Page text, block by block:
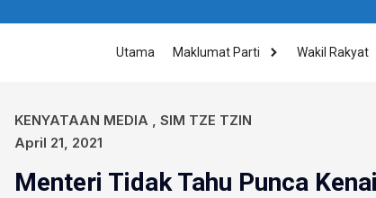
Utama Maklumat Parti Wakil Rakyat
KENYATAAN MEDIA
SIM TZE TZIN
April 21, 2021
Menteri Tidak Tahu Punca